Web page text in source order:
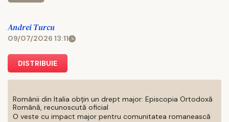
Andrei Turcu
09/07/2026 13:11
DISTRIBUIE
Românii din Italia obțin un drept major: Episcopia Ortodoxă
Română, recunoscută oficial
O veste cu impact major pentru comunitatea romanească